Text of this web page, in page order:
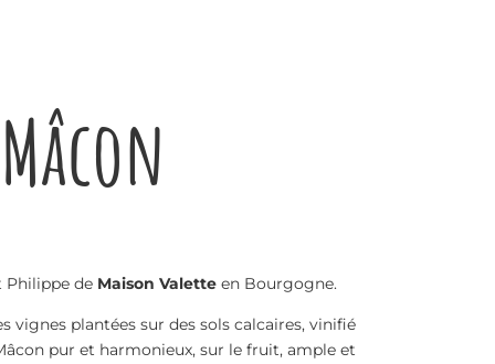
Philippe de Maison Valette en Bourgogne.
vignes plantées sur des sols calcaires, vinifié
pur et harmonieux, sur le fruit, ample et